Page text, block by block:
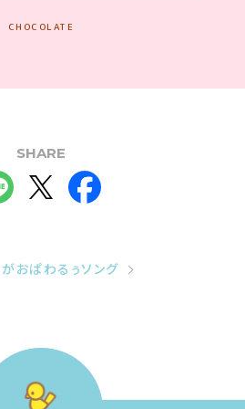
CHOCOLATE
SHARE
おぱわるぅソング